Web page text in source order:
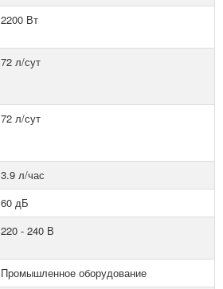
2200 Вт
72 л/сут
72 л/сут
3.9 л/час
60 дБ
220 - 240 В
Промышленное оборудование